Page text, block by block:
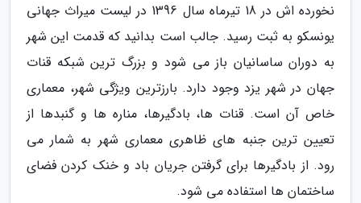
نخورده اش در 18 تیرماه سال 1396 در لیست میراث جهانی
یونسکو به ثبت رسید. جالب است بدانید که قدمت این شهر
به دوران ساسانیان باز می شود و بزرگ ترین شبکه قنات
جهان در شهر یزد وجود دارد. بارزترین ویژگی شهر، معماری
خاص آن است. قنات ها، بادگیرها، مناره ها و گنبدها از
تعیین ترین جنبه های ظاهری معماری شهر به شمار می
رود. از بادگیرها برای گرفتن جریان باد و خنک کردن فضای
ساختمان ها استفاده می شود.